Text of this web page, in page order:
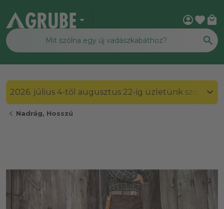
arrow_drop_down account_circlefavorite local_mall
2026. július 4-től augusztus 22-ig üzletünk
chevron_left Nadrág, Hosszú